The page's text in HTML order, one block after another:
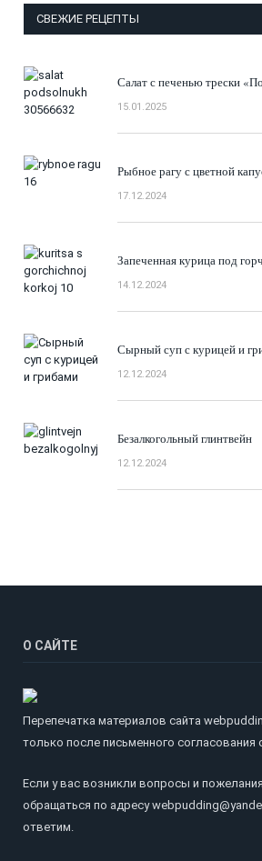
СВЕЖИЕ РЕЦЕПТЫ
Салат с печенью трески
15.01.2025
Рыбное рагу с цветной
17.12.2024
Запеченная курица под
14.12.2024
Сырный суп с курицей и
12.12.2024
Безалкогольный глинтвейн
12.12.2024
О САЙТЕ
Перепечатка материалов сайта
только после письменного согласования
Если у вас возникли вопросы и
обращаться по адресу
ответим.